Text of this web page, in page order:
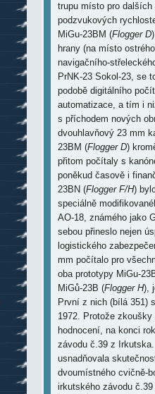
trupu místo pro
podzvukových
MiGu-23BM (Flogger D
hrany (na místo
navigačního-
PrNK-23 Sokol-23, se
podobě digitálního
automatizace, a tím i
s příchodem nových
dvouhlavňový 23 mm
23BM (Flogger D)
přitom počítaly s
poněkud časově i
23BN (Flogger F/H)
speciálně
AO-18, známého jako
sebou přineslo nejen
logistického
mm počítalo pro
oba prototypy MiGu-
MiGů-23B (Flogger H),
První z nich (bílá 351)
1972. Protože
hodnocení, na konci
závodu č.39 z
usnadňovala
dvoumístného cvičně-
irkutského závodu